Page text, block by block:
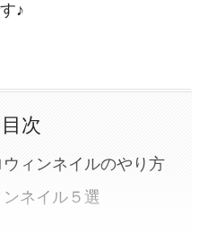
♪
目次
ィンネイルのやり方
ネイル５選